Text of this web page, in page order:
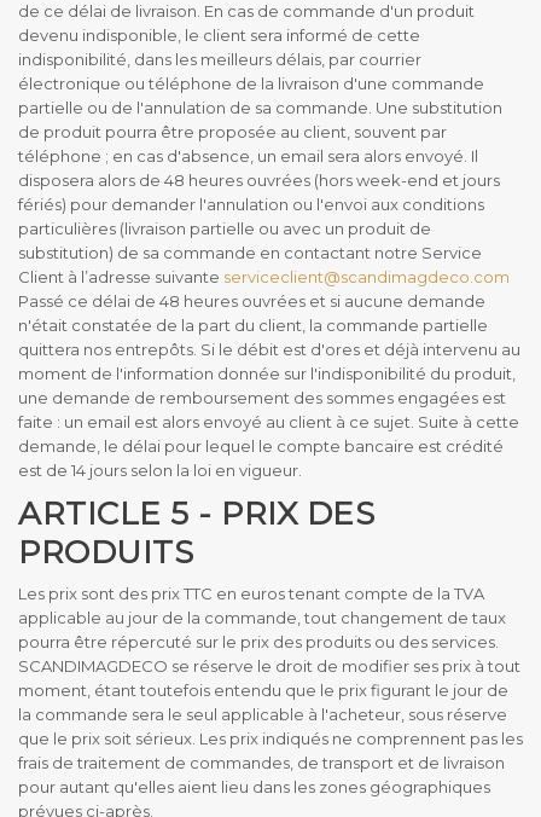
de ce délai de livraison. En cas de commande d'un produit
devenu indisponible, le client sera informé de cette
indisponibilité, dans les meilleurs délais, par courrier
électronique ou téléphone de la livraison d'une commande
partielle ou de l'annulation de sa commande. Une substitution
de produit pourra être proposée au client, souvent par
téléphone ; en cas d'absence, un email sera alors envoyé. Il
disposera alors de 48 heures ouvrées (hors week-end et jours
fériés) pour demander l'annulation ou l'envoi aux conditions
particulières (livraison partielle ou avec un produit de
substitution) de sa commande en contactant notre Service
Client à l’adresse suivante serviceclient@scandimagdeco.com
Passé ce délai de 48 heures ouvrées et si aucune demande
n'était constatée de la part du client, la commande partielle
quittera nos entrepôts. Si le débit est d'ores et déjà intervenu au
moment de l'information donnée sur l'indisponibilité du produit,
une demande de remboursement des sommes engagées est
faite : un email est alors envoyé au client à ce sujet. Suite à cette
demande, le délai pour lequel le compte bancaire est crédité
est de 14 jours selon la loi en vigueur.
ARTICLE 5 - PRIX DES
PRODUITS
Les prix sont des prix TTC en euros tenant compte de la TVA
applicable au jour de la commande, tout changement de taux
pourra être répercuté sur le prix des produits ou des services.
SCANDIMAGDECO se réserve le droit de modifier ses prix à tout
moment, étant toutefois entendu que le prix figurant le jour de
la commande sera le seul applicable à l'acheteur, sous réserve
que le prix soit sérieux. Les prix indiqués ne comprennent pas les
frais de traitement de commandes, de transport et de livraison
pour autant qu'elles aient lieu dans les zones géographiques
prévues ci-après.